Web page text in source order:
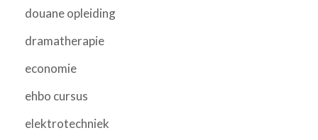
douane opleiding
dramatherapie
economie
ehbo cursus
elektrotechniek